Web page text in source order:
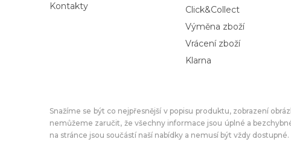
Kontakty
Click&Collect
Výměna zboží
Vrácení zboží
Klarna
Snažíme se být co nejpřesnější v popisu produktu, zobrazení
nemůžeme zaručit, že všechny informace jsou úplné a
na stránce jsou součástí naší nabídky a nemusí být vždy dostupné.